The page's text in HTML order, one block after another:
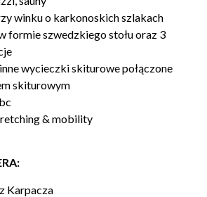
winku o karkonoskich szlakach
formie szwedzkiego stołu oraz 3
wycieczki skiturowe połączone
skiturowym
& mobility
Karpacza